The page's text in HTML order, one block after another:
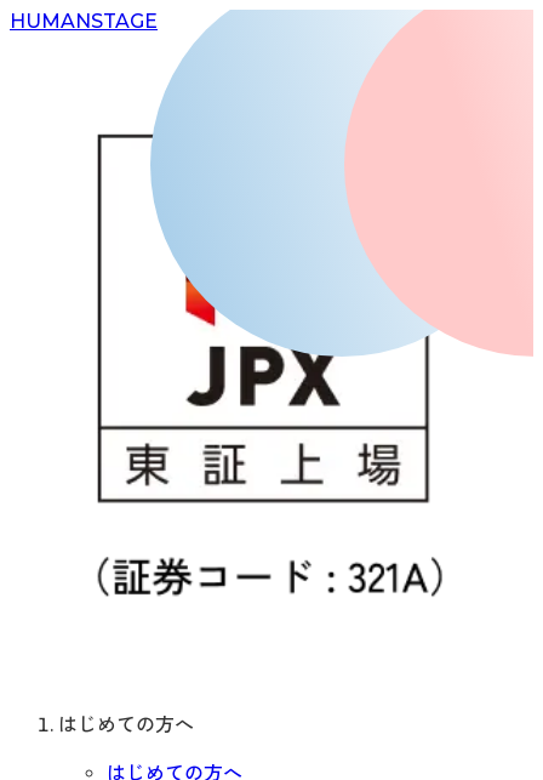
HUMANSTAGE
はじめての方へ
はじめての方へ